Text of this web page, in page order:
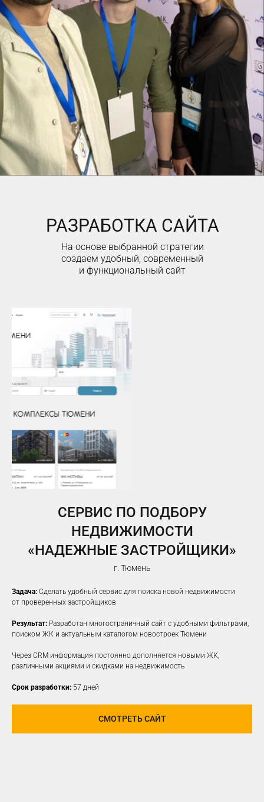
РАЗРАБОТКА САЙТА
На основе выбранной стратегии
создаем удобный, современный
и функциональный сайт
СЕРВИС ПО ПОДБОРУ
НЕДВИЖИМОСТИ
«НАДЕЖНЫЕ ЗАСТРОЙЩИКИ»
г. Тюмень
Задача: Сделать удобный сервис для поиска новой недвижимости
от проверенных застройщиков
Результат: Разработан многостраничный сайт с удобными фильтрами,
поиском ЖК и актуальным каталогом новостроек Тюмени
Через CRM информация постоянно дополняется новыми ЖК,
различными акциями и скидками на недвижимость
Срок разработки: 57 дней
СМОТРЕТЬ САЙТ